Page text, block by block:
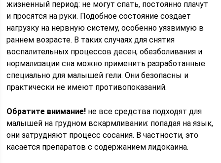
жизненный период: не могут спать, постоянно плачут
и просятся на руки. Подобное состояние создает
нагрузку на нервную систему, особенно уязвимую в
раннем возрасте. В таких случаях для снятия
воспалительных процессов десен, обезболивания и
нормализации сна можно применить разработанные
специально для малышей гели. Они безопасны и
практически не имеют противопоказаний.
Обратите внимание! не все средства подходят для
малышей на грудном вскармливании: попадая на язык,
они затрудняют процесс сосания. В частности, это
касается препаратов с содержанием лидокаина.